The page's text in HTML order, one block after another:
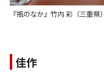
『瓶のなか』竹内 彩（三重県）
佳作